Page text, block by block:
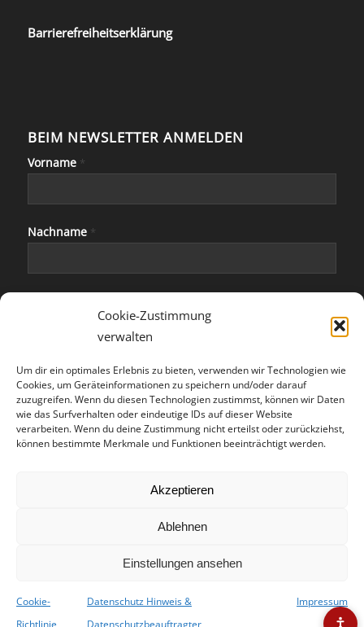
Cookie-Zustimmung
verwalten
Um dir ein optimales Erlebnis zu bieten, verwenden wir Technologien wie
Cookies, um Geräteinformationen zu speichern und/oder darauf
zuzugreifen. Wenn du diesen Technologien zustimmst, können wir Daten
wie das Surfverhalten oder eindeutige IDs auf dieser Website
verarbeiten. Wenn du deine Zustimmung nicht erteilst oder zurückziehst,
können bestimmte Merkmale und Funktionen beeinträchtigt werden.
Akzeptieren
Ablehnen
Einstellungen ansehen
Cookie-
Richtlinie
Datenschutz Hinweis &
Datenschutzbeauftragter
Impressum
Barrierefreiheitserklärung
BEIM NEWSLETTER ANMELDEN
Vorname *
Nachname *
© Stadtgemeinde Perg